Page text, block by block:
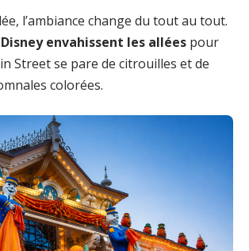
l’ambiance change du tout au tout.
envahissent les allées pour
Street se pare de citrouilles et de
colorées.